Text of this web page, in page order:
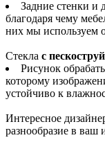
Задние стенки и
благодаря чему
них мы используем
Стекла с
Рисунок
которому
устойчиво к
Интересное
разнообразие в ваш